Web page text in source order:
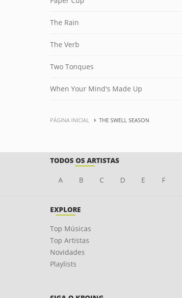
The Rain
The Verb
Two Tonques
When Your Mind's Made Up
PÁGINA INICIAL THE SWELL SEASON
TODOS OS ARTISTAS
A B C D E F
EXPLORE
Top Músicas
Top Artistas
Novidades
Playlists